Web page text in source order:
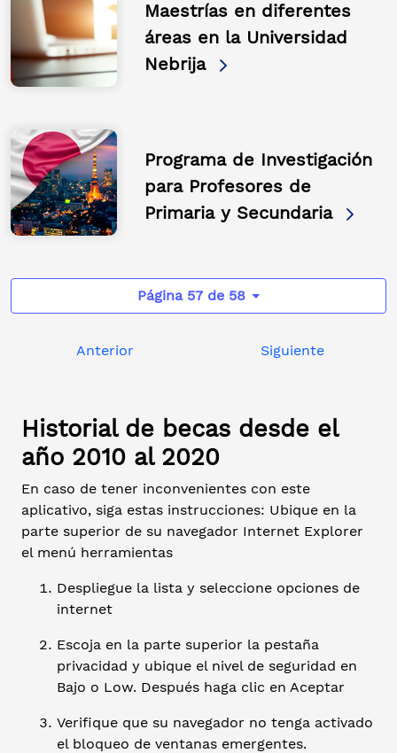
Maestrías en diferentes
áreas en la Universidad
Nebrija
Programa de Investigación
para Profesores de
Primaria y Secundaria
Página 57 de 58
Anterior Siguiente
Historial de becas desde el
año 2010 al 2020
En caso de tener inconvenientes con este
aplicativo, siga estas instrucciones: Ubique en la
parte superior de su navegador Internet Explorer
el menú herramientas
Despliegue la lista y seleccione opciones de
internet
Escoja en la parte superior la pestaña
privacidad y ubique el nivel de seguridad en
Bajo o Low. Después haga clic en Aceptar
Verifique que su navegador no tenga activado
el bloqueo de ventanas emergentes.